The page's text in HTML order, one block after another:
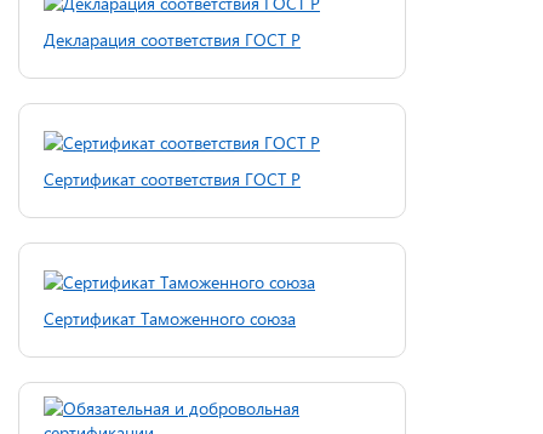
Декларация соответствия ГОСТ Р
Сертификат соответствия ГОСТ Р
Сертификат Таможенного союза